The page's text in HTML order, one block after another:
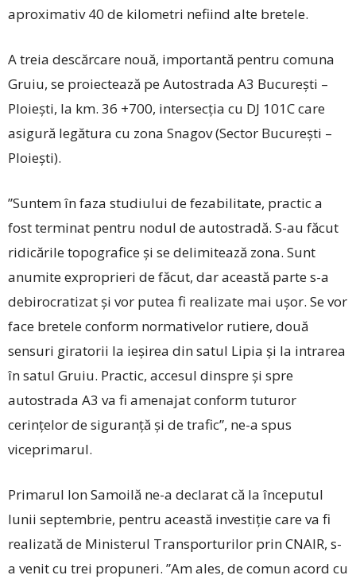
aproximativ 40 de kilometri nefiind alte bretele.
A treia descărcare nouă, importantă pentru comuna
Gruiu, se proiectează pe Autostrada A3 București –
Ploiești, la km. 36 +700, intersecţia cu DJ 101C care
asigură legătura cu zona Snagov (Sector București –
Ploiești).
”Suntem în faza studiului de fezabilitate, practic a
fost terminat pentru nodul de autostradă. S-au făcut
ridicările topografice și se delimitează zona. Sunt
anumite exproprieri de făcut, dar această parte s-a
debirocratizat și vor putea fi realizate mai ușor. Se vor
face bretele conform normativelor rutiere, două
sensuri giratorii la ieșirea din satul Lipia și la intrarea
în satul Gruiu. Practic, accesul dinspre și spre
autostrada A3 va fi amenajat conform tuturor
cerințelor de siguranță și de trafic”, ne-a spus
viceprimarul.
Primarul Ion Samoilă ne-a declarat că la începutul
lunii septembrie, pentru această investi­ție care va fi
realizată de Ministerul Transporturilor prin ­CNAIR, s-
a venit cu trei propuneri. ”Am ales, de comun acord cu